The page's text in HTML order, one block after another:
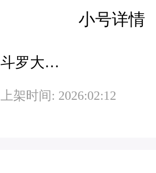
小号详情
斗罗大陆H5极速版-魂环服
上架时间: 2026:02:12